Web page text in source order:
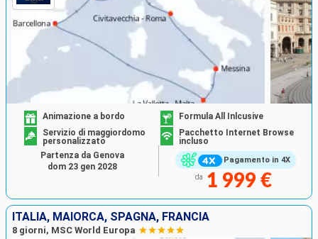
Pagamento in 4X
Animazione a bordo
Formula All Inlcusive
Servizio di maggiordomo
personalizzato
Pacchetto Internet Browse
incluso
da 1 999 €
Partenza da Genova
dom 23 gen 2028
ITALIA, MAIORCA, SPAGNA, FRANCIA
8 giorni, MSC World Europa